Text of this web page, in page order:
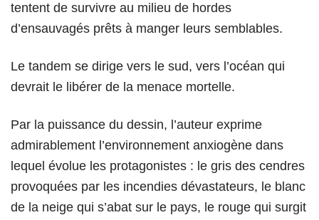
tentent de survivre au milieu de hordes
d’ensauvagés prêts à manger leurs semblables.
Le tandem se dirige vers le sud, vers l’océan qui
devrait le libérer de la menace mortelle.
Par la puissance du dessin, l’auteur exprime
admirablement l’environnement anxiogène dans
lequel évolue les protagonistes : le gris des cendres
provoquées par les incendies dévastateurs, le blanc
de la neige qui s’abat sur le pays, le rouge qui surgit